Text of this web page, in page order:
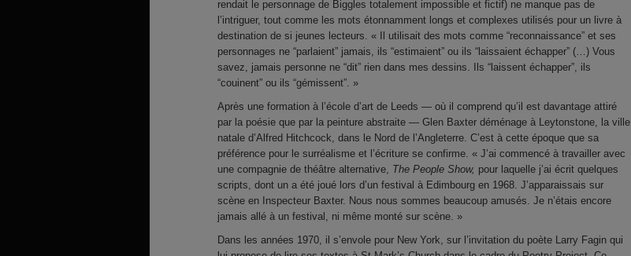
rendait le personnage de Biggles totalement impossible et fictif) ne manque pas de
l’intriguer, tout comme les mots étonnamment longs et complexes utilisés pour un livre à
destination de si jeunes lecteurs. « Il utilisait des mots comme “reconnaissance” et ses
personnages ne “parlaient” jamais, ils “estimaient” ou ils “laissaient échapper” (…) Vous
savez, jamais personne ne “dit” rien dans mes dessins. Ils “laissent échapper”, ils
“couinent” ou ils “gémissent”. »
Après une formation à l’école d’art de Leeds — où il comprend qu’il est davantage attiré
par la poésie que par la peinture abstraite — Glen Baxter déménage à Leytonstone, la ville
natale d’Alfred Hitchcock, dans le Nord de l’Angleterre. C’est à cette époque que sa
préférence pour le surréalisme et l’écriture se confirme. « J’ai commencé à travailler avec
une compagnie de théâtre alternative, The People Show, pour laquelle j’ai écrit quelques
scripts, dont un a été joué lors d’un festival à Edimbourg en 1968. J’apparaissais sur
scène en Inspecteur Baxter. Nous nous sommes beaucoup amusés. Je n’étais encore
jamais allé à un festival, ni même monté sur scène. »
Dans les années 1970, il s’envole pour New York, sur l’invitation du poète Larry Fagin qui